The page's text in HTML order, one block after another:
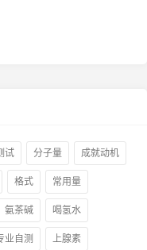
试 分子量 成就动机
格式 常用量
氨茶碱 喝氢水
业自测 上腺素